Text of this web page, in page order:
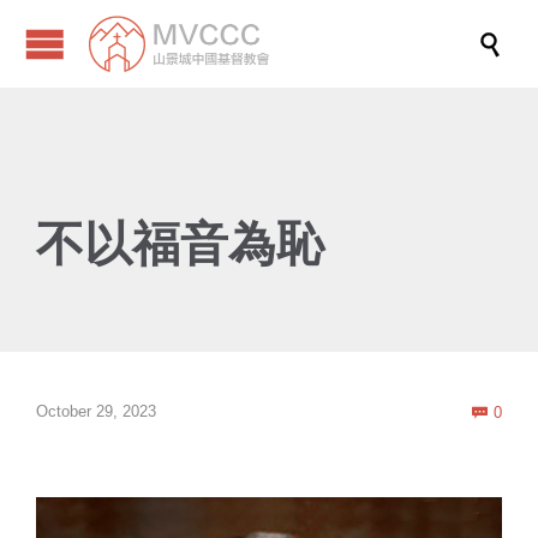

不以福音為恥
October 29, 2023  0